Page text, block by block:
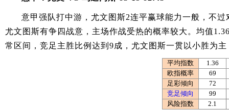
意甲强队打中游，尤文图斯2连平赢球能力一般，不
尤文图斯有争四战意，主场作战受热的概率较大。均值
常区间，竞足主胜比例达到9成，尤文图斯一贯以小胜为
平均指数
1.36
欧指概率
69
足彩倾向
72
竞足倾向
99
风险指数
2.1